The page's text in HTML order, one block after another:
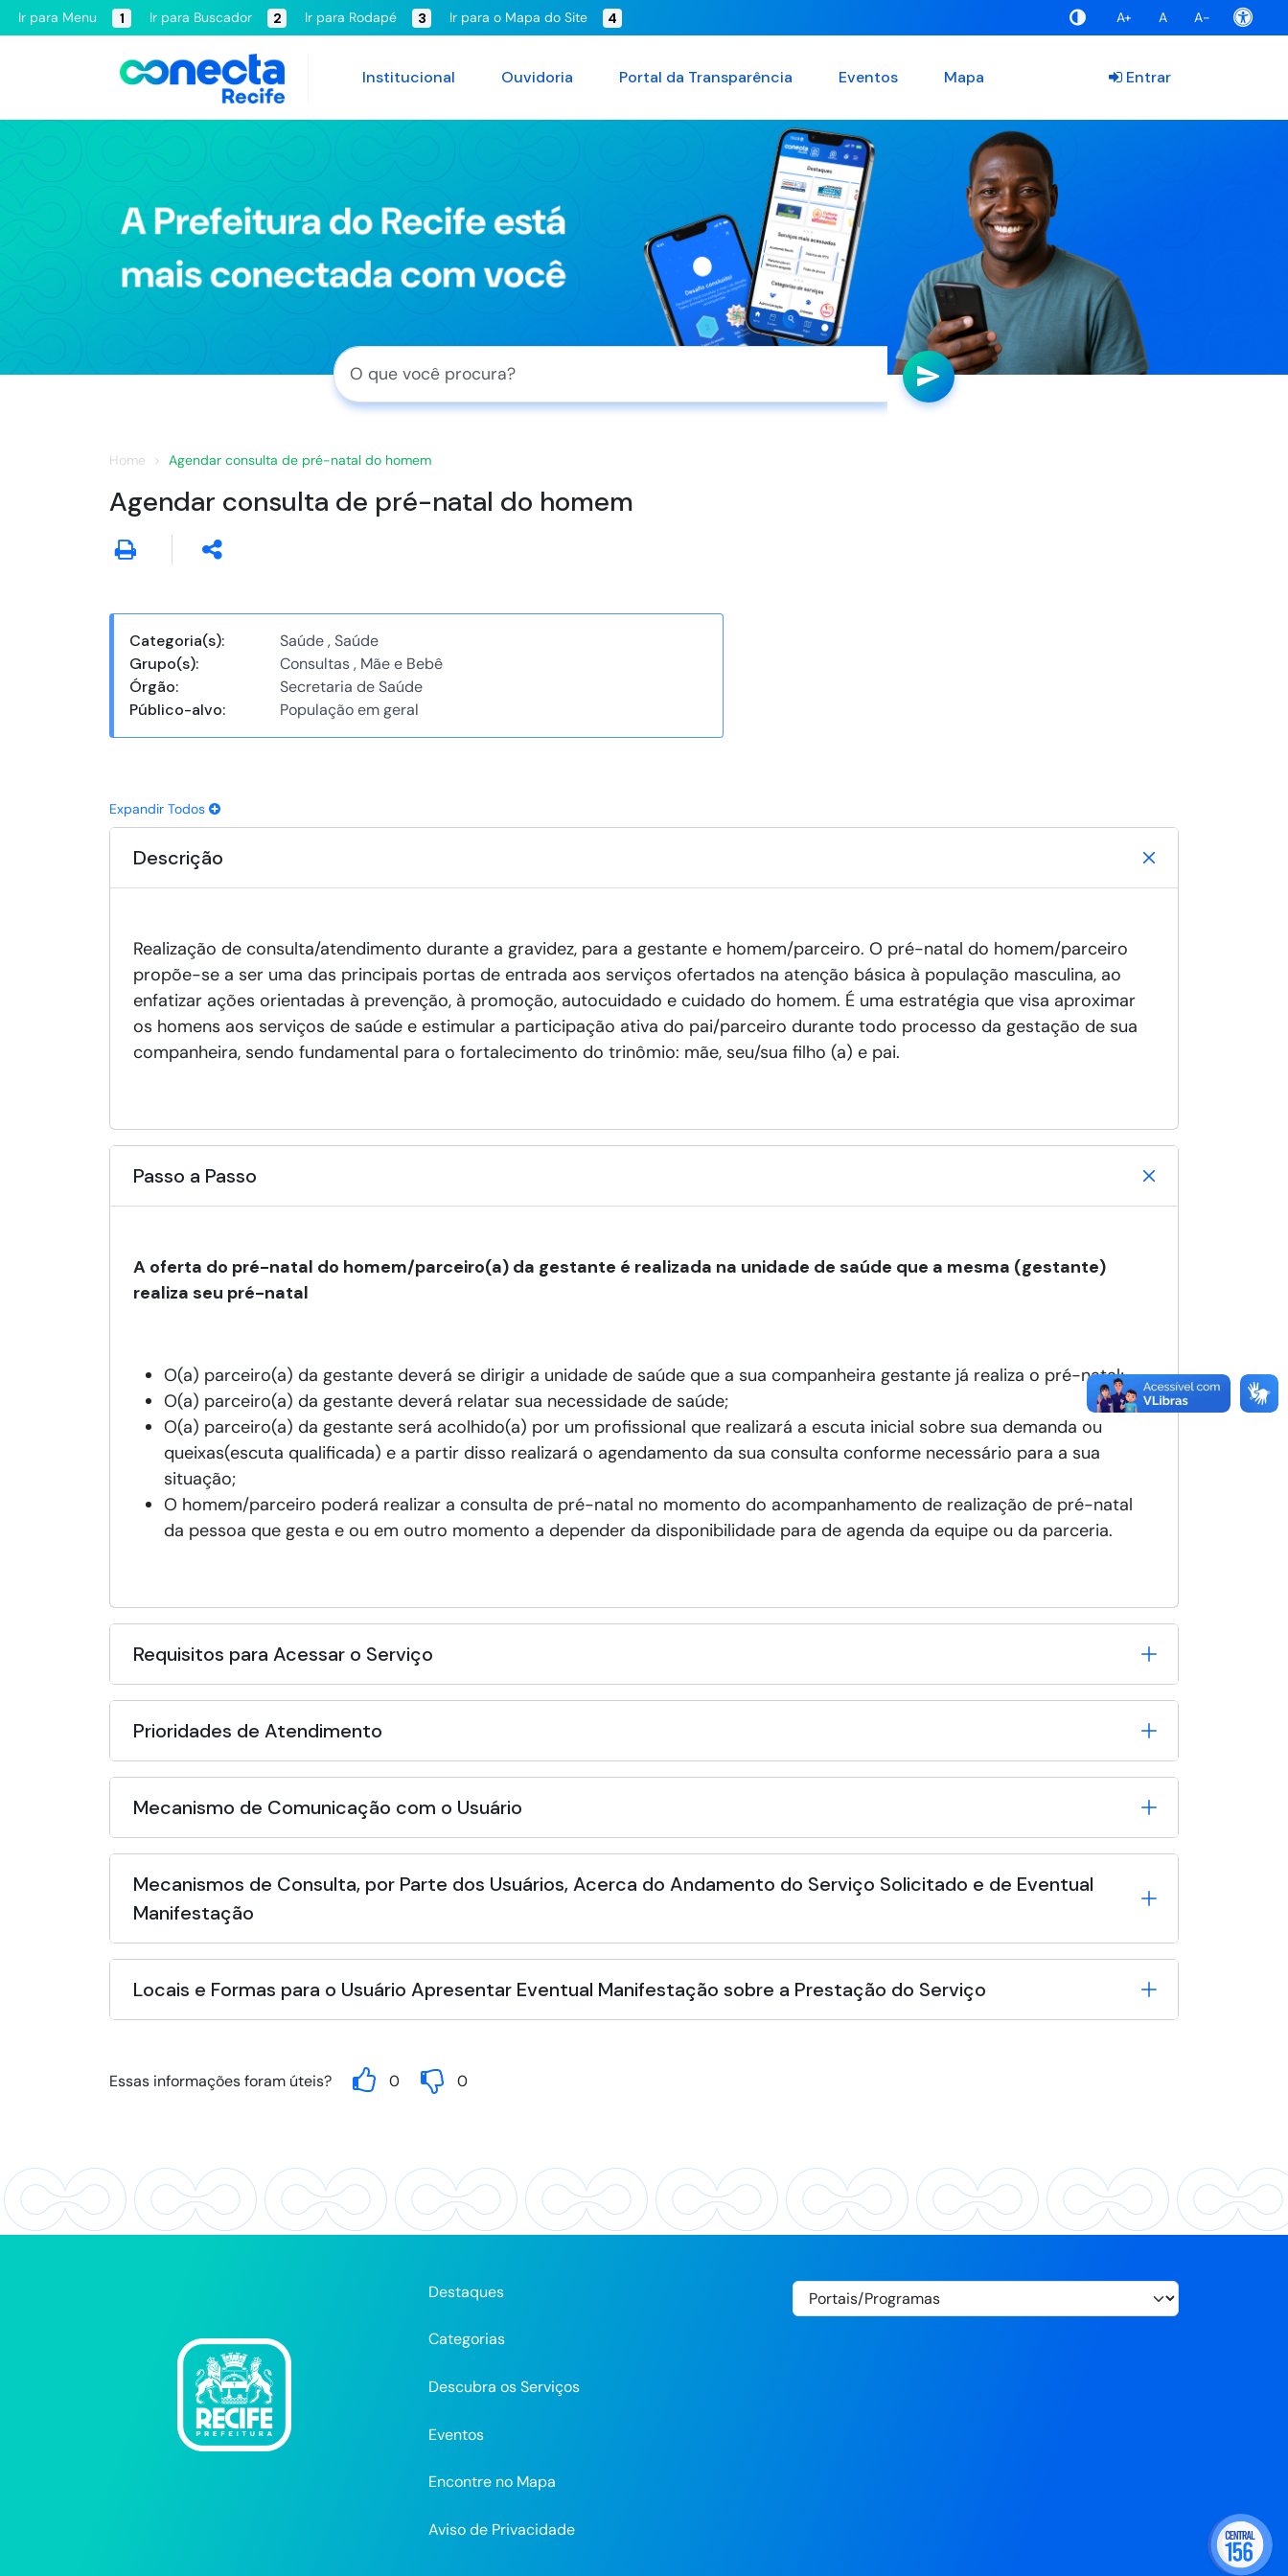
Ir para Menu 1 Ir para Buscador 2 Ir para Rodapé 3 Ir para o Mapa do Site 4 A+ A A-
Institucional Ouvidoria Portal da Transparência Eventos Mapa Entrar
Home Agendar consulta de pré-natal do homem
Agendar consulta de pré-natal do homem
Categoria(s):
Saúde , Saúde
Grupo(s):
Consultas , Mãe e Bebê
Órgão:
Secretaria de Saúde
Público-alvo:
População em geral
Expandir Todos
Descrição
Realização de consulta/atendimento durante a gravidez, para a gestante e homem/parceiro. O pré-natal do homem/parceiro
propõe-se a ser uma das principais portas de entrada aos serviços ofertados na atenção básica à população masculina, ao
enfatizar ações orientadas à prevenção, à promoção, autocuidado e cuidado do homem. É uma estratégia que visa aproximar
os homens aos serviços de saúde e estimular a participação ativa do pai/parceiro durante todo processo da gestação de sua
companheira, sendo fundamental para o fortalecimento do trinômio: mãe, seu/sua filho (a) e pai.
Passo a Passo
A oferta do pré-natal do homem/parceiro(a) da gestante é realizada na unidade de saúde que a mesma (gestante)
realiza seu pré-natal
O(a) parceiro(a) da gestante deverá se dirigir a unidade de saúde que a sua companheira gestante já realiza o pré-natal;
O(a) parceiro(a) da gestante deverá relatar sua necessidade de saúde;
O(a) parceiro(a) da gestante será acolhido(a) por um profissional que realizará a escuta inicial sobre sua demanda ou
queixas(escuta qualificada) e a partir disso realizará o agendamento da sua consulta conforme necessário para a sua
situação;
O homem/parceiro poderá realizar a consulta de pré-natal no momento do acompanhamento de realização de pré-natal
da pessoa que gesta e ou em outro momento a depender da disponibilidade para de agenda da equipe ou da parceria.
Requisitos para Acessar o Serviço
Prioridades de Atendimento
Mecanismo de Comunicação com o Usuário
Mecanismos de Consulta, por Parte dos Usuários, Acerca do Andamento do Serviço Solicitado e de Eventual
Manifestação
Locais e Formas para o Usuário Apresentar Eventual Manifestação sobre a Prestação do Serviço
Essas informações foram úteis? 0 0
Destaques
Categorias
Descubra os Serviços
Eventos
Encontre no Mapa
Aviso de Privacidade